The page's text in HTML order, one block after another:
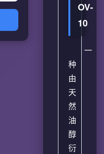
OV-
10
一
种
由
天
然
油
醇
衍